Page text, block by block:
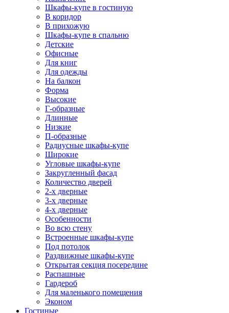
Шкафы-купе в гостиную
В коридор
В прихожую
Шкафы-купе в спальню
Детские
Офисные
Для книг
Для одежды
На балкон
Форма
Высокие
Г-образные
Длинные
Низкие
П-образные
Радиусные шкафы-купе
Широкие
Угловые шкафы-купе
Закругленный фасад
Количество дверей
2-х дверные
3-х дверные
4-х дверные
Особенности
Во всю стену
Встроенные шкафы-купе
Под потолок
Раздвижные шкафы-купе
Открытая секция посередине
Распашные
Гардероб
Для маленького помещения
Эконом
Гостиные